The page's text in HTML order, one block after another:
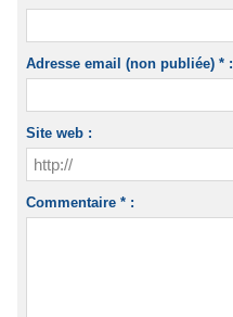
Adresse email (non publiée) * :
Site web :
Commentaire * :